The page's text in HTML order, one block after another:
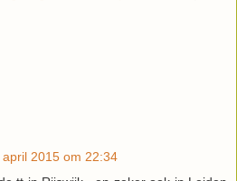
april 2015 om 22:34